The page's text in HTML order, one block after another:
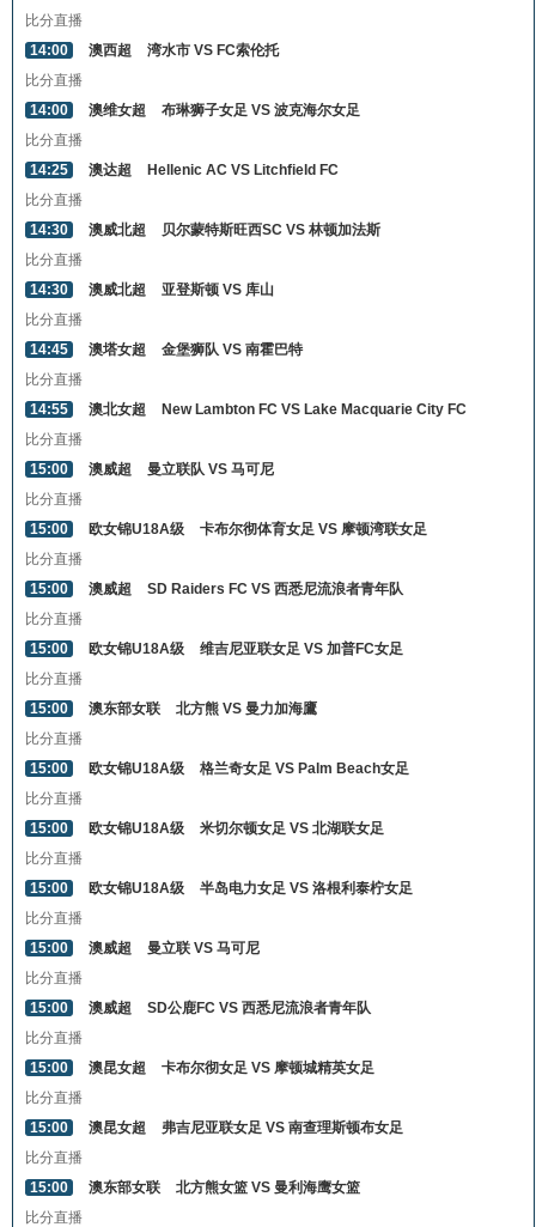
比分直播
14:00
澳西超
湾水市 VS FC索伦托
比分直播
14:00
澳维女超
布琳狮子女足 VS 波克海尔女足
比分直播
14:25
澳达超
Hellenic AC VS Litchfield FC
比分直播
14:30
澳威北超
贝尔蒙特斯旺西SC VS 林顿加法斯
比分直播
14:30
澳威北超
亚登斯顿 VS 库山
比分直播
14:45
澳塔女超
金堡狮队 VS 南霍巴特
比分直播
14:55
澳北女超
New Lambton FC VS Lake Macquarie City FC
比分直播
15:00
澳威超
曼立联队 VS 马可尼
比分直播
15:00
欧女锦U18A级
卡布尔彻体育女足 VS 摩顿湾联女足
比分直播
15:00
澳威超
SD Raiders FC VS 西悉尼流浪者青年队
比分直播
15:00
欧女锦U18A级
维吉尼亚联女足 VS 加普FC女足
比分直播
15:00
澳东部女联
北方熊 VS 曼力加海鷹
比分直播
15:00
欧女锦U18A级
格兰奇女足 VS Palm Beach女足
比分直播
15:00
欧女锦U18A级
米切尔顿女足 VS 北湖联女足
比分直播
15:00
欧女锦U18A级
半岛电力女足 VS 洛根利泰柠女足
比分直播
15:00
澳威超
曼立联 VS 马可尼
比分直播
15:00
澳威超
SD公鹿FC VS 西悉尼流浪者青年队
比分直播
15:00
澳昆女超
卡布尔彻女足 VS 摩顿城精英女足
比分直播
15:00
澳昆女超
弗吉尼亚联女足 VS 南查理斯顿布女足
比分直播
15:00
澳东部女联
北方熊女篮 VS 曼利海鹰女篮
比分直播